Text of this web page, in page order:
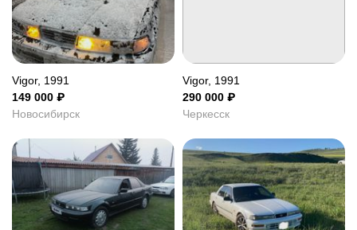
Vigor, 1991
149 000 ₽
Новосибирск
Vigor, 1991
290 000 ₽
Черкесск